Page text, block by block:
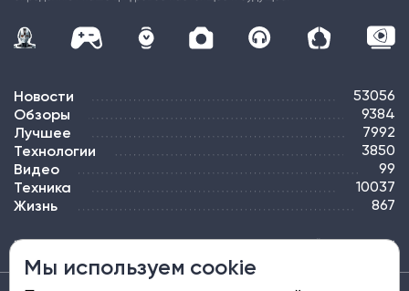
Новости 53056
Обзоры 9384
Лучшее 7992
Технологии 3850
Видео 99
Техника 10037
Жизнь 867
ПОДПИСКА РЕКЛАМА КОНТАКТЫ КАРТА САЙТА ТЭГИ
Мы используем cookie